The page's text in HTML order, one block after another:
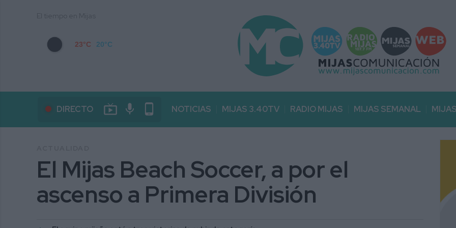
23°C 20°C
DIRECTO live_tv mic phone_android NOTICIAS MIJAS 3.40TV RADIO MIJAS MIJAS SEMANAL
El Mijas Beach Soccer, a por el
ascenso a Primera División